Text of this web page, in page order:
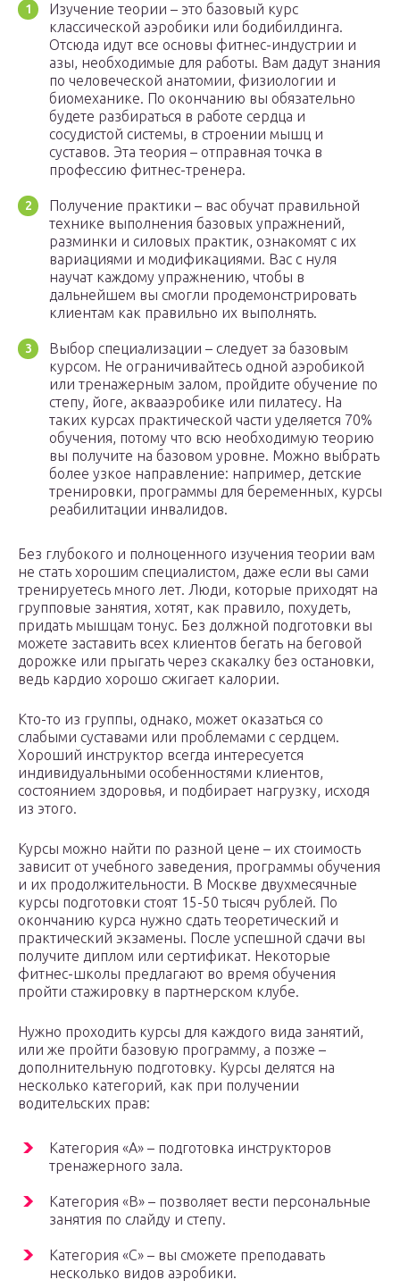
Изучение теории – это базовый курс
классической аэробики или бодибилдинга.
Отсюда идут все основы фитнес-индустрии и
азы, необходимые для работы. Вам дадут знания
по человеческой анатомии, физиологии и
биомеханике. По окончанию вы обязательно
будете разбираться в работе сердца и
сосудистой системы, в строении мышц и
суставов. Эта теория – отправная точка в
профессию фитнес-тренера.
Получение практики – вас обучат правильной
технике выполнения базовых упражнений,
разминки и силовых практик, ознакомят с их
вариациями и модификациями. Вас с нуля
научат каждому упражнению, чтобы в
дальнейшем вы смогли продемонстрировать
клиентам как правильно их выполнять.
Выбор специализации – следует за базовым
курсом. Не ограничивайтесь одной аэробикой
или тренажерным залом, пройдите обучение по
степу, йоге, аквааэробике или пилатесу. На
таких курсах практической части уделяется 70%
обучения, потому что всю необходимую теорию
вы получите на базовом уровне. Можно выбрать
более узкое направление: например, детские
тренировки, программы для беременных, курсы
реабилитации инвалидов.
Без глубокого и полноценного изучения теории вам
не стать хорошим специалистом, даже если вы сами
тренируетесь много лет. Люди, которые приходят на
групповые занятия, хотят, как правило, похудеть,
придать мышцам тонус. Без должной подготовки вы
можете заставить всех клиентов бегать на беговой
дорожке или прыгать через скакалку без остановки,
ведь кардио хорошо сжигает калории.
Кто-то из группы, однако, может оказаться со
слабыми суставами или проблемами с сердцем.
Хороший инструктор всегда интересуется
индивидуальными особенностями клиентов,
состоянием здоровья, и подбирает нагрузку, исходя
из этого.
Курсы можно найти по разной цене – их стоимость
зависит от учебного заведения, программы обучения
и их продолжительности. В Москве двухмесячные
курсы подготовки стоят 15-50 тысяч рублей. По
окончанию курса нужно сдать теоретический и
практический экзамены. После успешной сдачи вы
получите диплом или сертификат. Некоторые
фитнес-школы предлагают во время обучения
пройти стажировку в партнерском клубе.
Нужно проходить курсы для каждого вида занятий,
или же пройти базовую программу, а позже –
дополнительную подготовку. Курсы делятся на
несколько категорий, как при получении
водительских прав:
Категория «А» – подготовка инструкторов
тренажерного зала.
Категория «В» – позволяет вести персональные
занятия по слайду и степу.
Категория «С» – вы сможете преподавать
несколько видов аэробики.